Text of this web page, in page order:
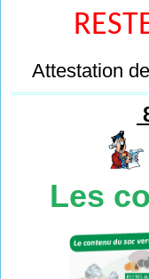
Attestation
Les